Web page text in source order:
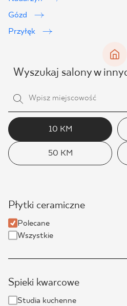
Gózd
Przyłęk
Wyszukaj salony w
10 KM
50 KM
Płytki ceramiczne
Polecane
Wszystkie
Spieki kwarcowe
Studia kuchenne